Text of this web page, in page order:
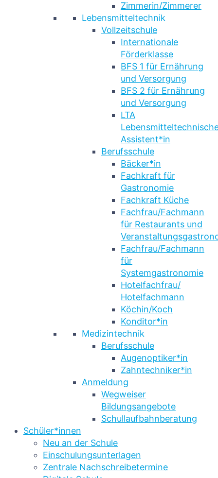
Zimmerin/Zimmerer
Lebensmitteltechnik
Vollzeitschule
Internationale
Förderklasse
BFS 1 für Ernährung
und Versorgung
BFS 2 für Ernährung
und Versorgung
LTA
Assistent*in
Berufsschule
Bäcker*in
Fachkraft für
Gastronomie
Fachkraft Küche
Fachfrau/Fachmann
für Restaurants und
Fachfrau/Fachmann
für
Systemgastronomie
Hotelfachfrau/
Hotelfachmann
Köchin/Koch
Konditor*in
Medizintechnik
Berufsschule
Augenoptiker*in
Zahntechniker*in
Anmeldung
Wegweiser
Bildungsangebote
Schullaufbahnberatung
Schüler*innen
Neu an der Schule
Einschulungsunterlagen
Zentrale Nachschreibetermine